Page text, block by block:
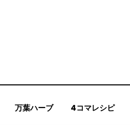
万葉ハーブ 4コマレシピ